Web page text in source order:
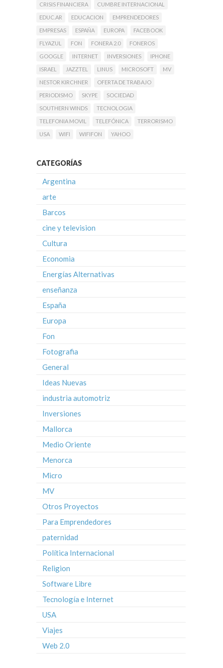
CRISIS FINANCIERA
CUMBRE INTERNACIONAL
EDUC.AR
EDUCACION
EMPRENDEDORES
EMPRESAS
ESPAÑA EUROPA
FACEBOOK
FLYAZUL
FON FONERA 2.0
FONEROS
GOOGLE
INTERNET INVERSIONES
IPHONE
ISRAEL
JAZZTEL LINUS MICROSOFT
MV
NESTOR KIRCHNER
OFERTA DE TRABAJO
PERIODISMO
SKYPE
SOCIEDAD
SOUTHERN WINDS
TECNOLOGIA
TELEFONIA MOVIL
TELEFÓNICA
TERRORISMO
USA
WIFI WIFIFON YAHOO
CATEGORÍAS
Argentina
arte
Barcos
cine y television
Cultura
Economia
Energías Alternativas
enseñanza
España
Europa
Fon
Fotografia
General
Ideas Nuevas
industria automotriz
Inversiones
Mallorca
Medio Oriente
Menorca
Micro
MV
Otros Proyectos
Para Emprendedores
paternidad
Política Internacional
Religion
Software Libre
Tecnología e Internet
USA
Viajes
Web 2.0